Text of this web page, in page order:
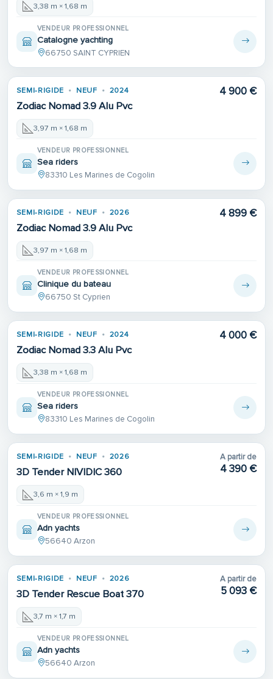
3,38 m × 1,68 m
VENDEUR PROFESSIONNEL
Catalogne yachting
66750 SAINT CYPRIEN
SEMI-RIGIDE NEUF 2024
Zodiac Nomad 3.9 Alu Pvc
4 900 €
3,97 m × 1,68 m
VENDEUR PROFESSIONNEL
Sea riders
83310 Les Marines de Cogolin
SEMI-RIGIDE NEUF 2026
Zodiac Nomad 3.9 Alu Pvc
4 899 €
3,97 m × 1,68 m
VENDEUR PROFESSIONNEL
Clinique du bateau
66750 St Cyprien
SEMI-RIGIDE NEUF 2024
Zodiac Nomad 3.3 Alu Pvc
4 000 €
3,38 m × 1,68 m
VENDEUR PROFESSIONNEL
Sea riders
83310 Les Marines de Cogolin
SEMI-RIGIDE NEUF 2026
3D Tender NIVIDIC 360
A partir de
4 390 €
3,6 m × 1,9 m
VENDEUR PROFESSIONNEL
Adn yachts
56640 Arzon
SEMI-RIGIDE NEUF 2026
3D Tender Rescue Boat 370
A partir de
5 093 €
3,7 m × 1,7 m
VENDEUR PROFESSIONNEL
Adn yachts
56640 Arzon